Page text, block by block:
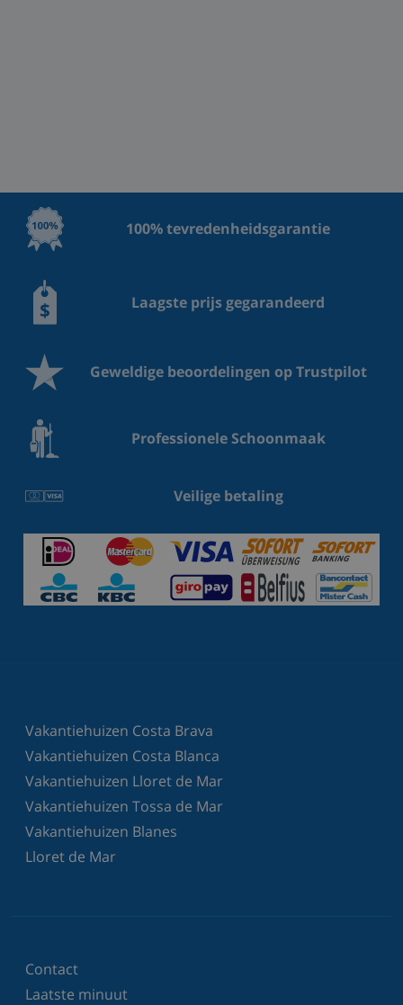
100% tevredenheidsgarantie
Laagste prijs gegarandeerd
Geweldige beoordelingen op Trustpilot
Professionele Schoonmaak
Veilige betaling
Vakantiehuizen Costa Brava
Vakantiehuizen Costa Blanca
Vakantiehuizen Lloret de Mar
Vakantiehuizen Tossa de Mar
Vakantiehuizen Blanes
Lloret de Mar
Contact
Laatste minuut